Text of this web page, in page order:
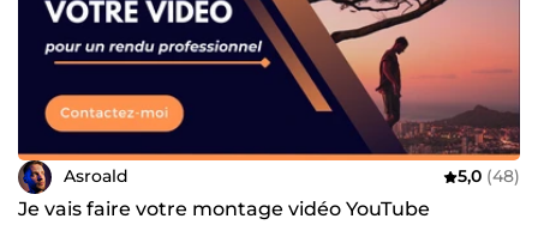
Asroald 5,0 (48)
Je vais faire votre montage vidéo YouTube